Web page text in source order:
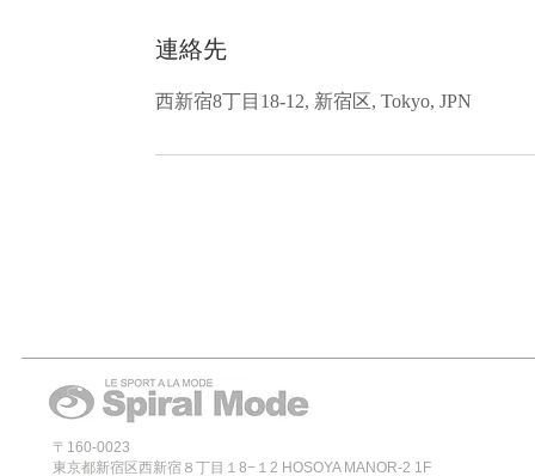
連絡先
西新宿8丁目18-12, 新宿区, Tokyo, JPN
〒160-0023
東京都新宿区西新宿８丁目１8−１2 HOSOYA MANOR-2 1F